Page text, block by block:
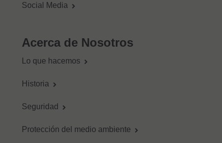
Social Media
Acerca de Nosotros
Lo que hacemos
Historia
Seguridad
Protección del medio ambiente